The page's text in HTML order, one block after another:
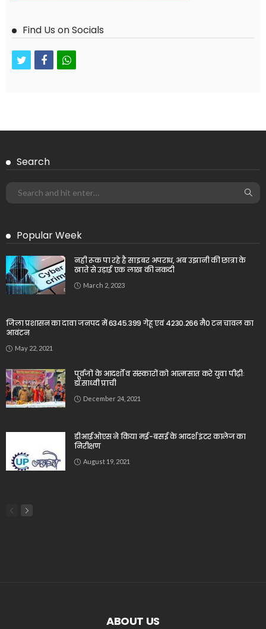
Find Us on Socials
twitterfacebookwhatsapp
Search
Popular Week
नही रूक पा रहे है साइबर अपराध, अब उझानी की छात्रा के
खाते से उड़ाई एक लाख की नकदी
March 2, 2023
जिला प्रशासन का दावा जनपद में 6345.399 गेहू एवं 4230.266 मै0 टन चावल का
आवंटन
May 22, 2021
पूर्वजों के आदर्शों व संस्कारों को आत्मसात करे युवा पीढ़ीः
डॉ.साध्वी प्राची
December 24, 2021
डीआईओएस ने किया मई-बसई के आदर्श इंटर कालेज का
निरीक्षण
August 19, 2021
ABOUT US